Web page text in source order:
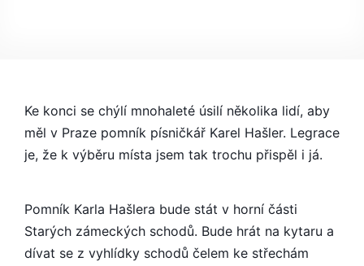
BUDE
MÍT
KAREL
NA
STARÝCH
ZÁMECKÝCH
Ke konci se chýlí mnohaleté úsilí několika lidí, aby
měl v Praze pomník písničkář Karel Hašler. Legrace
je, že k výběru místa jsem tak trochu přispěl i já.
Pomník Karla Hašlera bude stát v horní části
Starých zámeckých schodů. Bude hrát na kytaru a
dívat se z vyhlídky schodů čelem ke střechám